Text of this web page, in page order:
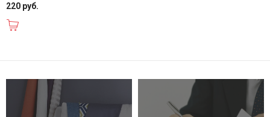
220 руб.